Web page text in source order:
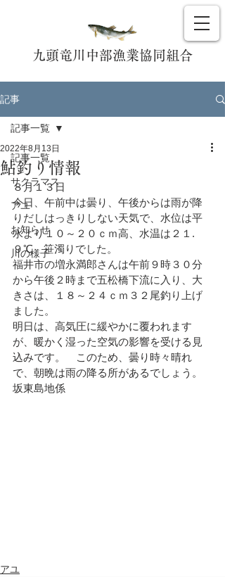
九頭竜川中部漁業協同組合
記事
記事一覧
サクラマス
アユ
お知らせ
川の様子
記事一覧
鮎釣り情報
2022年8月13日
８月１３日
今日、午前中は曇り、午後からは雨が降
りだしはっきりしない天気で、水位は平
水より１０～２０ｃｍ高、水温は２１.
９℃、笹濁りでした。
福井市の増永満郎さんは午前９時３０分
から午後２時まで五松橋下流に入り、大
きさは、１８～２４ｃｍ３２尾釣り上げ
ました。
明日は、高気圧に緩やかに覆われます
が、暖かく湿った空気の影響を受ける見
込みです。
このため、曇り時々晴れ
で、朝晩は雨の降る所があるでしょう。
坂東島地係
アユ